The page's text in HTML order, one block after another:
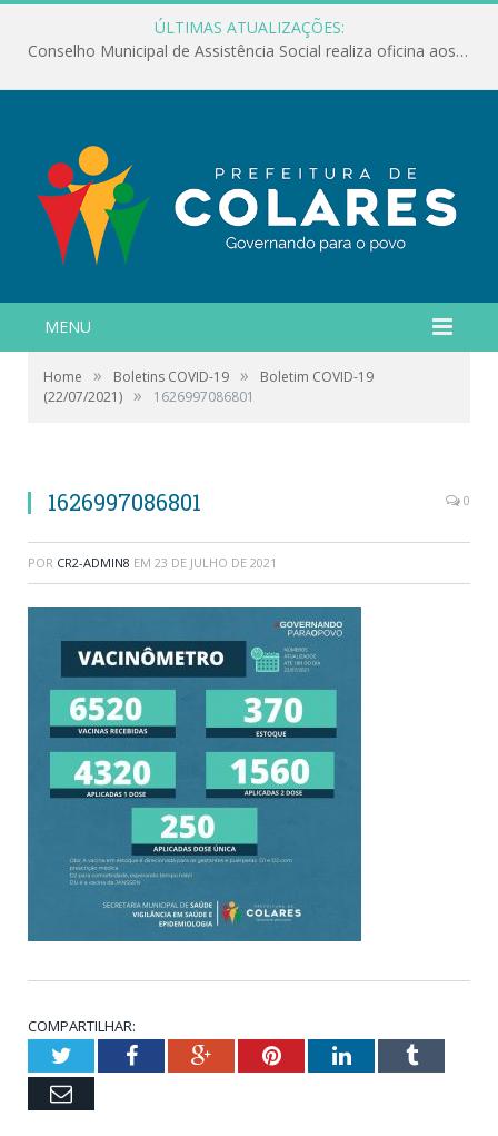
ÚLTIMAS ATUALIZAÇÕES:
Conselho Municipal de Assistência Social realiza oficina aos servidores
MENU
Home » Boletins COVID-19 »
Boletim COVID-19
(22/07/2021) » 1626997086801
1626997086801 0
POR CR2-ADMIN8 EM 23 DE JULHO DE 2021
COMPARTILHAR:
TwitterFacebookGoogle+PinterestLinkedInTumblr
Email